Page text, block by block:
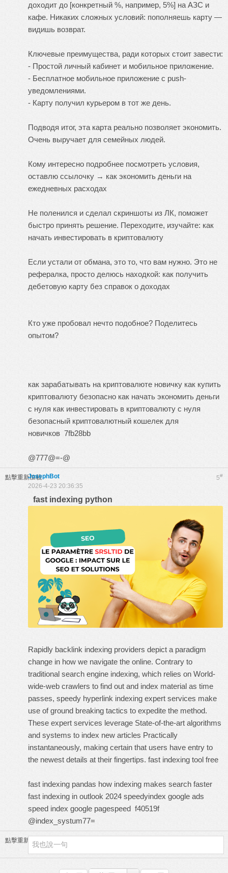
доходит до [конкретный %, например, 5%] на АЗС и
кафе. Никаких сложных условий: пополняешь карту —
видишь возврат.
Ключевые преимущества, ради которых стоит завести:
- Простой личный кабинет и мобильное приложение.
- Бесплатное мобильное приложение с push-
уведомлениями.
- Карту получил курьером в тот же день.
Подводя итог, эта карта реально позволяет экономить.
Очень выручает для семейных людей.
Кому интересно подробнее посмотреть условия,
оставлю ссылочку → как экономить деньги на
ежедневных расходах
Не поленился и сделал скриншоты из ЛК, поможет
быстро принять решение. Переходите, изучайте: как
начать инвестировать в криптовалюту
Если устали от обмана, это то, что вам нужно. Это не
рефералка, просто делюсь находкой: как получить
дебетовую карту без справок о доходах
Кто уже пробовал нечто подобное? Поделитесь
опытом?
как зарабатывать на криптовалюте новичку как купить
криптовалюту безопасно как начать экономить деньги
с нуля как инвестировать в криптовалюту с нуля
безопасный криптовалютный кошелек для
новичков 7fb28bb
@777@=-@
點擊重新加載 5#
JosephBot
2026-4-23 20:36:35
fast indexing python
Rapidly backlink indexing providers depict a paradigm
change in how we navigate the online. Contrary to
traditional search engine indexing, which relies on World-
wide-web crawlers to find out and index material as time
passes, speedy hyperlink indexing expert services make
use of ground breaking tactics to expedite the method.
These expert services leverage State-of-the-art algorithms
and systems to index new articles Practically
instantaneously, making certain that users have entry to
the newest details at their fingertips. fast indexing tool free
fast indexing pandas how indexing makes search faster
fast indexing in outlook 2024 speedyindex google ads
speed index google pagespeed f40519f
@index_systum77=
點擊重新加載